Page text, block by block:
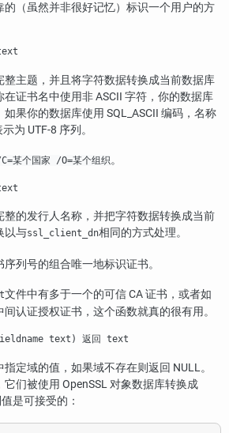
（虽然并非很好记忆）标识一个用户的方
主题，并且将字符数据转换成当前数据库
证书名中使用非 ASCII 字符，你的数据库
果你的数据库使用 SQL_ASCII 编码，名称
为 UTF-8 序列。
某个国家 /O=某个组织。
的发行人名称，并把字符数据转换成当前
以与ssl_client_dn相同的方式处理。
列号的组合唯一地标识证书。
文件中有多于一个的可信 CA 证书，或者如
认证授权证书，这个函数就真的很有用。
text) 返回 text
定域的值，如果域不存在则返回 NULL。
们被使用 OpenSSL 对象数据库转换成
是可接受的：